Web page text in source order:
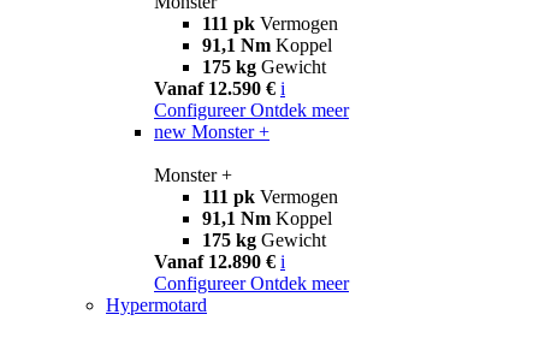
111 pk Vermogen
91,1 Nm Koppel
175 kg Gewicht
Vanaf 12.590 € i
Configureer Ontdek meer
new Monster +
Monster +
111 pk Vermogen
91,1 Nm Koppel
175 kg Gewicht
Vanaf 12.890 € i
Configureer Ontdek meer
Hypermotard